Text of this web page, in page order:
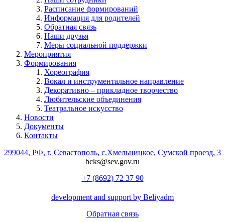
Расписание формирований
Информация для родителей
Обратная связь
Наши друзья
Меры социальной поддержки
Мероприятия
Формирования
Хореография
Вокал и инструментальное направление
Декоративно – прикладное творчество
Любительские объединения
Театральное искусство
Новости
Документы
Контакты
299044, РФ, г. Севастополь, с.Хмельницкое, Сумской проезд, 3
bcks@sev.gov.ru
+7 (8692) 72 37 90
development and support by Beliyadm
Обратная связь